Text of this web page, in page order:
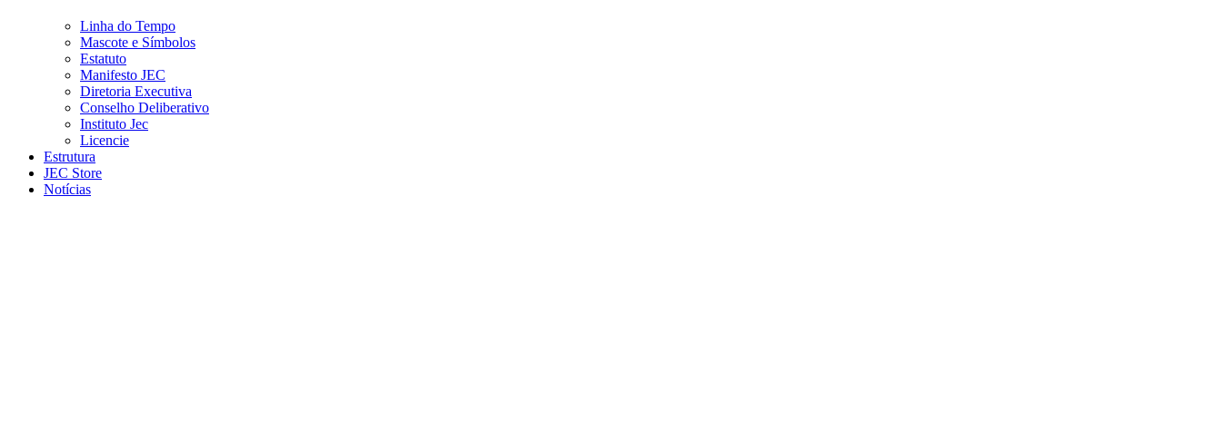
Linha do Tempo
Mascote e Símbolos
Estatuto
Manifesto JEC
Diretoria Executiva
Conselho Deliberativo
Instituto Jec
Licencie
Estrutura
JEC Store
Notícias